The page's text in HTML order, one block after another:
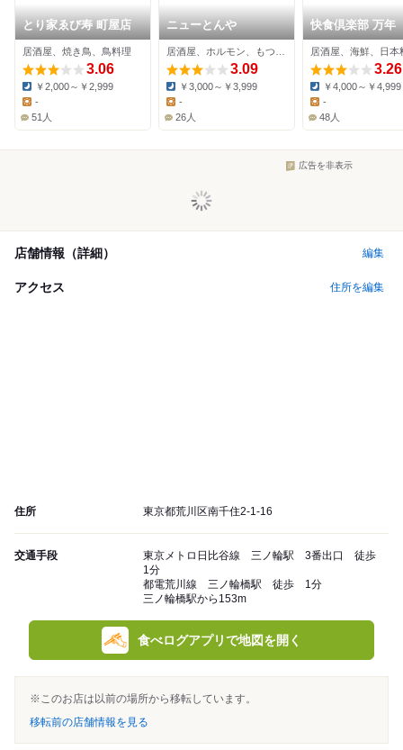
とり家ゑび寿 町屋店
居酒屋、焼き鳥、鳥料理
3.06
Dinner:
￥2,000～￥2,999
Lunch:
-
51人
ニューとんや
3.09
Dinner:
￥3,000～￥3,999
Lunch:
-
26人
快食倶楽部 万年
居酒屋、海鮮、日本
3.26
Dinner:
￥4,000～￥4,999
Lunch:
-
48人
広告を非表示
店舗情報（詳細） 編集
アクセス 住所を編集
住所 東京都荒川区南千住2-1-16
交通手段
東京メトロ日比谷線 三ノ輪駅 3番出口 徒歩
1分
都電荒川線 三ノ輪橋駅 徒歩 1分
三ノ輪橋駅から153m
食べログアプリで地図を開く
※このお店は以前の場所から移転しています。
移転前の店舗情報を見る